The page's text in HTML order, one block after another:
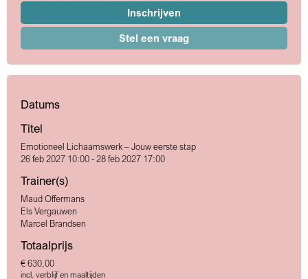
Inschrijven
Stel een vraag
Datums
Titel
Emotioneel Lichaamswerk – Jouw eerste stap
26 feb 2027 10:00 - 28 feb 2027 17:00
Trainer(s)
Maud Offermans
Els Vergauwen
Marcel Brandsen
Totaalprijs
€ 630,00
incl. verblijf en maaltijden